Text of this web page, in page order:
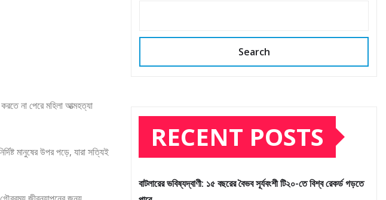
না পেরে মহিলা আত্মহত্যা
মানুষের উপর পড়ে, যারা সত্যিই
Search
RECENT POSTS
বাটলারের ভবিষ্যদ্বাণী: ১৫ বছরের বৈভব সূর্যবংশী টি২০-তে বিশ্ব রেকর্ড গড়তে